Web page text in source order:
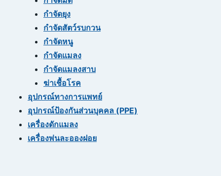
กำจัดยุง
กำจัดสัตว์รบกวน
กำจัดหนู
กำจัดแมลง
กำจัดแมลงสาบ
ฆ่าเชื้อโรค
อุปกรณ์ทางการแพทย์
อุปกรณ์ป้องกันส่วนบุคคล (PPE)
เครื่องดักแมลง
เครื่องพ่นละอองฝอย